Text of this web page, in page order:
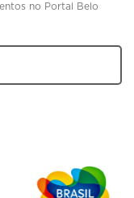
no Portal Belo